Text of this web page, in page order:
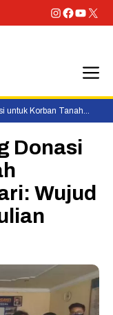
Instagram
X
untuk Korban Tanah
Sosial
Donasi
Wujud